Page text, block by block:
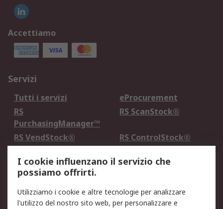
Accettiamo
Servizi
Tutti i servizi
eProcurement
RS
PurchasingManager™
RS ScanStock®
RS VendStock®
RS ControlStock®
Legale
Informativa Cookie
Informativa Privacy -
I cookie influenzano il servizio che
possiamo offrirti.
Utilizziamo i cookie e altre tecnologie per analizzare
l'utilizzo del nostro sito web, per personalizzare e